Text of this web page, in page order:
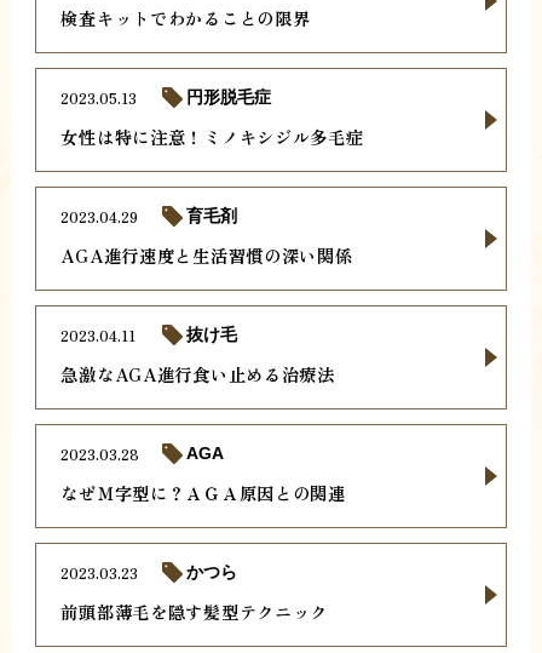
検査キットでわかることの限界
女性は特に注意！ミノキシジル多毛症
2023.05.13 円形脱毛症
AGA進行速度と生活習慣の深い関係
2023.04.29 育毛剤
急激なAGA進行食い止める治療法
2023.04.11 抜け毛
なぜＭ字型に？ＡＧＡ原因との関連
2023.03.28 AGA
前頭部薄毛を隠す髪型テクニック
2023.03.23 かつら